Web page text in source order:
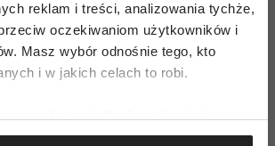
reklam i treści, analizowania tychże,
oczekiwaniom użytkowników i
Masz wybór odnośnie tego, kto
i w jakich celach to robi.
dane dotyczące Twojej lokalizacji